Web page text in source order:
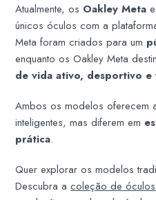
Atualmente, os Oakley Meta
únicos óculos com a
Meta foram criados para um
enquanto os Oakley Meta
de vida ativo, desportivo e
Ambos os modelos oferecem
inteligentes, mas diferem em
prática.
Quer explorar os modelos
Descubra acoleção de